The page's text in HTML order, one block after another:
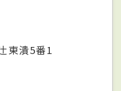
東潰5番1